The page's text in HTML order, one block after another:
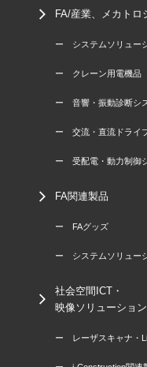
FA/産業、メカトロ
ー システムソリュー
ー クレーン用電機品
ー 音響・振動診断シ
ー 交流・直流ドライ
ー 受配電・動力制御
FA関連製品
ー FAグッズ
ー システムソリュー
社会空間ICT・
映像ソリューショ
ー レーザスキャナ・